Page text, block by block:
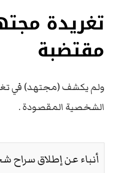
تغريدة
مقتضبة
ولم يكشف (مجتهد) في
الشخصية المقصودة .
أنباء عن إطلاق